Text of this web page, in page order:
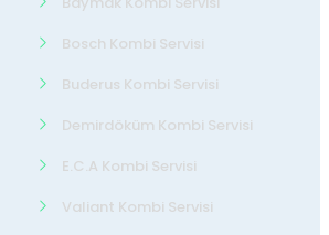
Bosch Kombi Servisi
Buderus Kombi Servisi
Demirdöküm Kombi Servisi
E.C.A Kombi Servisi
Valiant Kombi Servisi